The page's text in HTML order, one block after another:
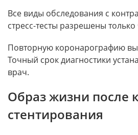
Все виды обследования с
стресс-тесты разрешены
Повторную коронарографию
Точный срок диагностики
врач.
Образ жизни после
стентирования